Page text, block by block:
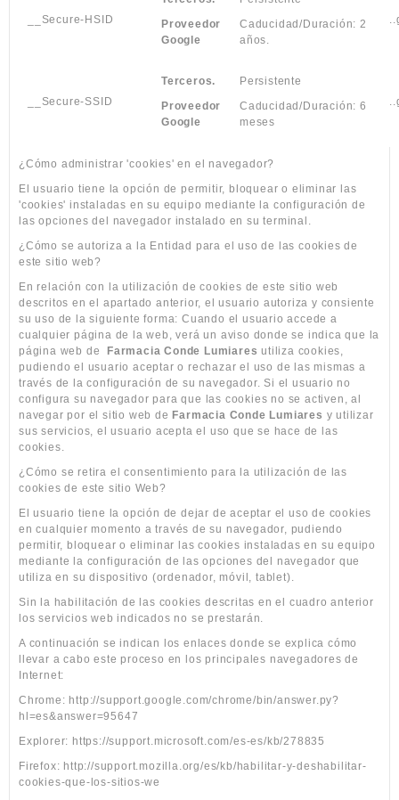
__Secure-HSID
Proveedor
Google
Caducidad/Duración: 2
años.
__Secure-SSID
Terceros.
Proveedor
Google
Persistente
Caducidad/Duración: 6
meses
¿Cómo administrar 'cookies' en el navegador?
El usuario tiene la opción de permitir, bloquear o eliminar las
'cookies' instaladas en su equipo mediante la configuración de
las opciones del navegador instalado en su terminal.
¿Cómo se autoriza a la Entidad para el uso de las cookies de
este sitio web?
En relación con la utilización de cookies de este sitio web
descritos en el apartado anterior, el usuario autoriza y consiente
su uso de la siguiente forma: Cuando el usuario accede a
cualquier página de la web, verá un aviso donde se indica que la
página web de
Farmacia Conde Lumiares utiliza cookies,
pudiendo el usuario aceptar o rechazar el uso de las mismas a
través de la configuración de su navegador. Si el usuario no
configura su navegador para que las cookies no se activen, al
navegar por el sitio web de Farmacia Conde Lumiares y utilizar
sus servicios, el usuario acepta el uso que se hace de las
cookies.
¿Cómo se retira el consentimiento para la utilización de las
cookies de este sitio Web?
El usuario tiene la opción de dejar de aceptar el uso de cookies
en cualquier momento a través de su navegador, pudiendo
permitir, bloquear o eliminar las cookies instaladas en su equipo
mediante la configuración de las opciones del navegador que
utiliza en su dispositivo (ordenador, móvil, tablet).
Sin la habilitación de las cookies descritas en el cuadro anterior
los servicios web indicados no se prestarán.
A continuación se indican los enlaces donde se explica cómo
llevar a cabo este proceso en los principales navegadores de
Internet:
Chrome: http://support.google.com/chrome/bin/answer.py?
hl=es&answer=95647
Explorer: https://support.microsoft.com/es-es/kb/278835
Firefox: http://support.mozilla.org/es/kb/habilitar-y-deshabilitar-
cookies-que-los-sitios-we